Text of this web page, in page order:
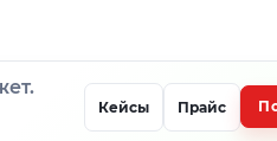
Кейсы Прайс